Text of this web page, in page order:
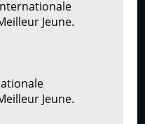
Jeune.
Jeune.